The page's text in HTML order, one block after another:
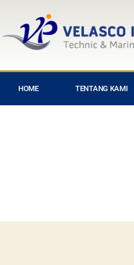
HOME TENTANG KAMI